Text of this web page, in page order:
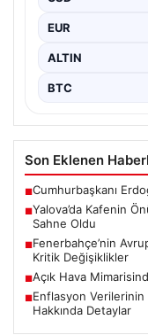
EUR
ALTIN
BTC
Son Eklenen
■Cumhurbaşkanı
■Yalova’da Kafenin
Sahne Oldu
■Fenerbahçe’nin
Kritik Değişiklikler
■Açık Hava
■Enflasyon Verilerinin
Hakkında Detaylar